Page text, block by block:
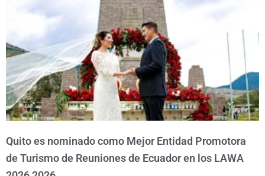
Quito es nominado como Mejor Entidad Promotora
de Turismo de Reuniones de Ecuador en los LAWA